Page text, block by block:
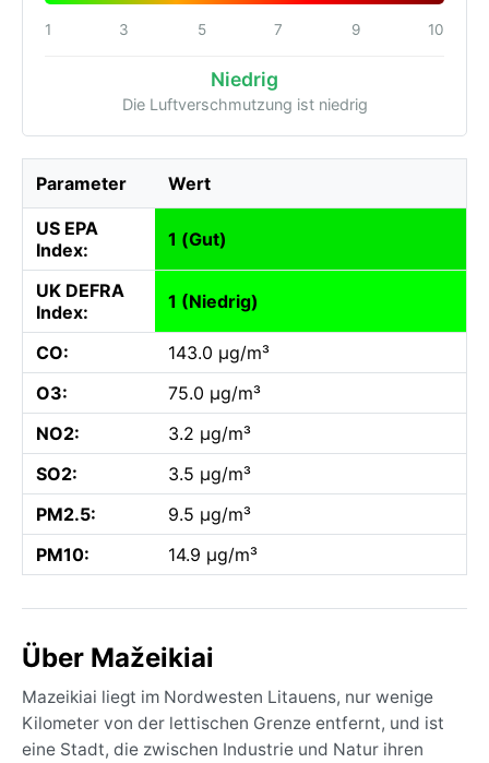
1 3 5 7 9 10
Niedrig
Die Luftverschmutzung ist niedrig
Parameter Wert
US EPA
Index:
1 (Gut)
UK DEFRA
Index:
1 (Niedrig)
CO:
143.0 µg/m³
O3:
75.0 µg/m³
NO2:
3.2 µg/m³
SO2:
3.5 µg/m³
PM2.5:
9.5 µg/m³
PM10:
14.9 µg/m³
Über Mažeikiai
Mazeikiai liegt im Nordwesten Litauens, nur wenige
Kilometer von der lettischen Grenze entfernt, und ist
eine Stadt, die zwischen Industrie und Natur ihren